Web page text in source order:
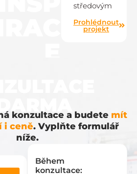
středovým
Prohlédnout
projekt
konzultace a budete mít
i ceně. Vyplňte formulář
níže.
Během
konzultace: